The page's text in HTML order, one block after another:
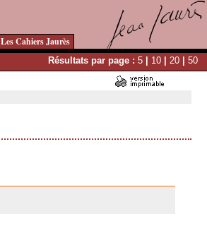
Les Cahiers Jaurès
Résultats par page : 5 | 10 | 20 | 50